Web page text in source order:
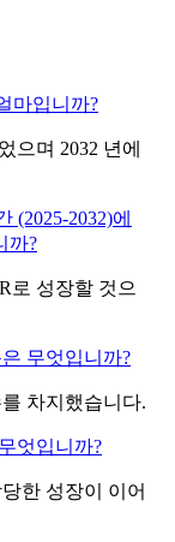
마입니까?
으며 2032 년에
(2025-2032)에
까?
로 성장할 것으
무엇입니까?
차지했습니다.
엇입니까?
한 성장이 이어